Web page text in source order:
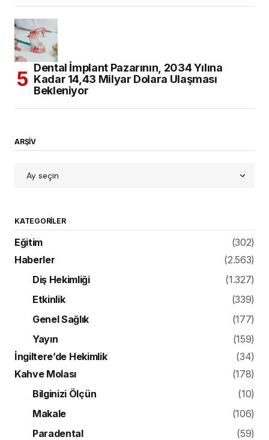
Dental İmplant Pazarının, 2034 Yılına
Kadar 14,43 Milyar Dolara Ulaşması
Bekleniyor
ARŞİV
KATEGORILER
Eğitim
(302)
Haberler
(2.563)
Diş Hekimliği
(1.327)
Etkinlik
(339)
Genel Sağlık
(177)
Yayın
(159)
İngiltere’de Hekimlik
(34)
Kahve Molası
(178)
Bilginizi Ölçün
(10)
Makale
(106)
Paradental
(59)